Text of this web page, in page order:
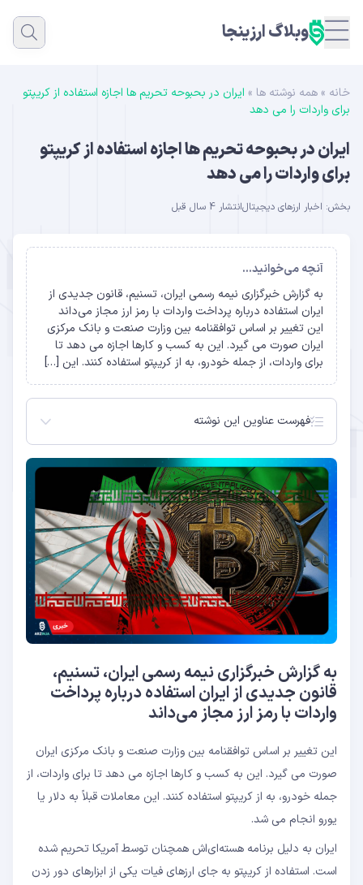
وبلاگ ارزینجا
خانه » همه نوشته ها » ایران در بحبوحه تحریم ها اجازه استفاده از کریپتو
برای واردات را می دهد
ایران در بحبوحه تحریم ها اجازه استفاده از کریپتو
برای واردات را می دهد
بخش: اخبار ارزهای دیجیتالانتشار 4 سال قبل
آنچه می‌خوانید...
به گزارش خبرگزاری نیمه رسمی ایران، تسنیم، قانون جدیدی از
ایران استفاده درباره پرداخت واردات با رمز ارز مجاز می‌داند
این تغییر بر اساس توافقنامه بین وزارت صنعت و بانک مرکزی
ایران صورت می گیرد. این به کسب و کارها اجازه می دهد تا
برای واردات، از جمله خودرو، به از کریپتو استفاده کنند. این […]
فهرست عناوین این نوشته
جدیدی از ایران استفاده درباره پرداخت واردات با رمز ارز
مجاز می‌داند
به گزارش خبرگزاری نیمه رسمی ایران، تسنیم،
قانون جدیدی از ایران استفاده درباره پرداخت
واردات با رمز ارز مجاز می‌داند
این تغییر بر اساس توافقنامه بین وزارت صنعت و بانک مرکزی ایران
صورت می گیرد. این به کسب و کارها اجازه می دهد تا برای واردات، از
جمله خودرو، به از کریپتو استفاده کنند. این معاملات قبلاً به دلار یا
یورو انجام می شد.
ایران به دلیل برنامه هسته‌ای‌اش همچنان توسط آمریکا تحریم شده
است. استفاده از کریپتو به جای ارزهای فیات یکی از ابزارهای دور زدن